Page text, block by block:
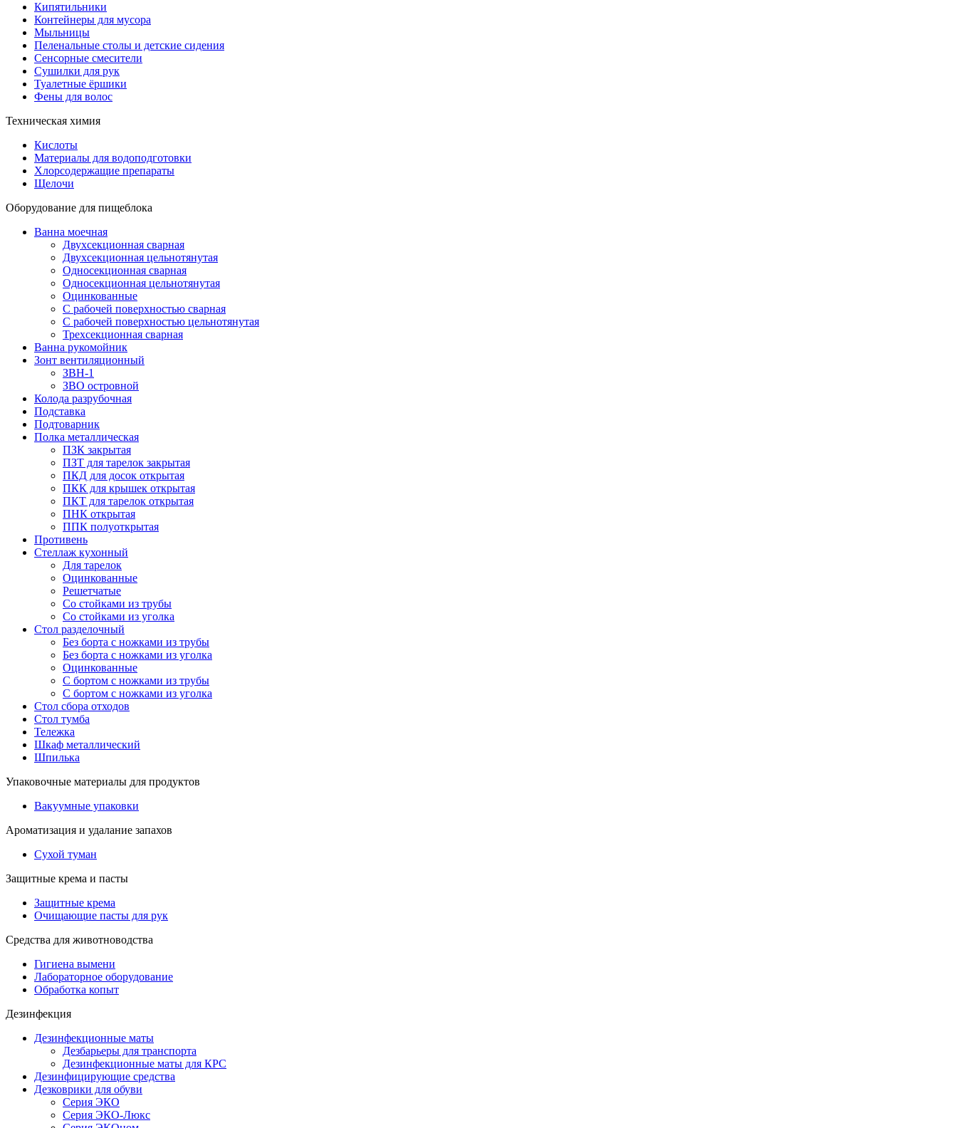
Кипятильники
Контейнеры для мусора
Мыльницы
Пеленальные столы и детские сидения
Сенсорные смесители
Сушилки для рук
Туалетные ёршики
Фены для волос
Техническая химия
Кислоты
Материалы для водоподготовки
Хлорсодержащие препараты
Щелочи
Оборудование для пищеблока
Ванна моечная
Двухсекционная сварная
Двухсекционная цельнотянутая
Односекционная сварная
Односекционная цельнотянутая
Оцинкованные
С рабочей поверхностью сварная
С рабочей поверхностью цельнотянутая
Трехсекционная сварная
Ванна рукомойник
Зонт вентиляционный
ЗВН-1
ЗВО островной
Колода разрубочная
Подставка
Подтоварник
Полка металлическая
ПЗК закрытая
ПЗТ для тарелок закрытая
ПКД для досок открытая
ПКК для крышек открытая
ПКТ для тарелок открытая
ПНК открытая
ППК полуоткрытая
Противень
Стеллаж кухонный
Для тарелок
Оцинкованные
Решетчатые
Со стойками из трубы
Со стойками из уголка
Стол разделочный
Без борта с ножками из трубы
Без борта с ножками из уголка
Оцинкованные
С бортом с ножками из трубы
С бортом с ножками из уголка
Стол сбора отходов
Стол тумба
Тележка
Шкаф металлический
Шпилька
Упаковочные материалы для продуктов
Вакуумные упаковки
Ароматизация и удалание запахов
Сухой туман
Защитные крема и пасты
Защитные крема
Очищающие пасты для рук
Средства для животноводства
Гигиена вымени
Лабораторное оборудование
Обработка копыт
Дезинфекция
Дезинфекционные маты
Дезбарьеры для транспорта
Дезинфекционные маты для КРС
Дезинфицирующие средства
Дезковрики для обуви
Серия ЭКО
Серия ЭКО-Люкс